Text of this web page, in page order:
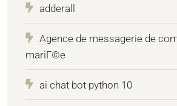
adderall
Agence de messagerie de
mariГ©e
ai chat bot python 10